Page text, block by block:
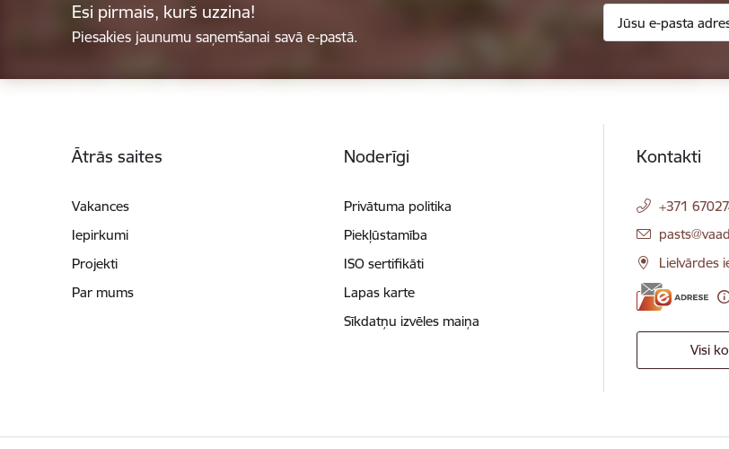
Esi pirmais, kurš uzzina!
Piesakies jaunumu saņemšanai savā e-pastā.
Ātrās saites
Vakances
Iepirkumi
Projekti
Par mums
Noderīgi
Privātuma politika
Piekļūstamība
ISO sertifikāti
Lapas karte
Sīkdatņu izvēles maiņa
Kontakti
+371
E-pasts:
Lielvārdes
Visi